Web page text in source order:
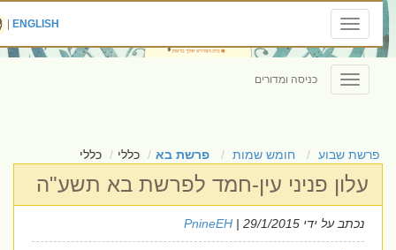
Toggle
navigation
ENGLISH
|
Toggle
navigation
כניסה ומדורים
פרשת שבוע חומש שמות פרשת בא כללי כללי
עלון פניני עין-חמד לפרשת בא תשע"ה
נכתב על ידי PnineEH| 29/1/2015